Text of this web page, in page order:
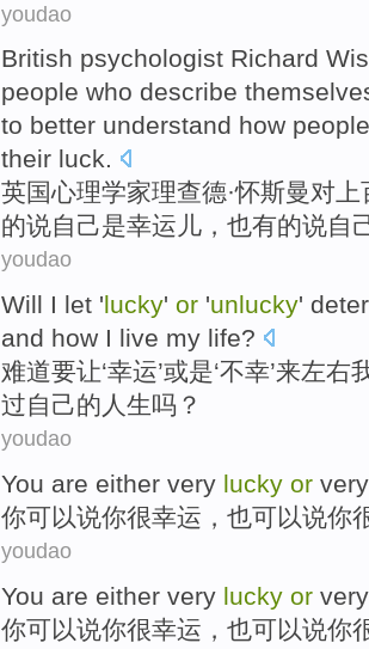
youdao
British psychologist Richard
people who describe
to better understand how
their luck.
英国心理学家理查德·怀斯曼对
的说自己是幸运儿 ， 也有的说自
youdao
Will I let 'lucky' or 'unlucky'
and how I live my life?
难道要让‘幸运’或是‘不幸’来左右
过自己的 人生吗？
youdao
You are either very lucky or very
你可以说你很幸运， 也可以说你
youdao
You are either very lucky or very
你可以说你很幸运， 也可以说你